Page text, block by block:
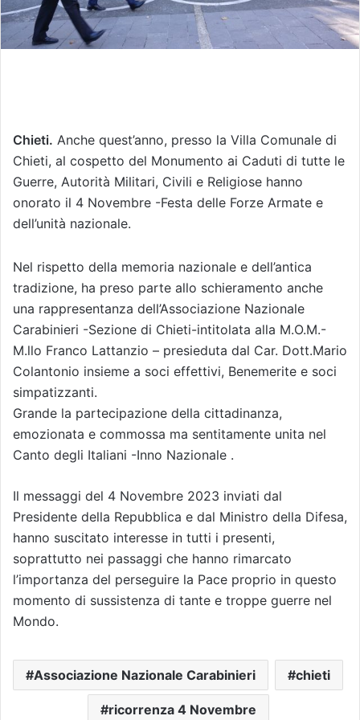
Chieti. Anche quest’anno, presso la Villa Comunale di
Chieti, al cospetto del Monumento ai Caduti di tutte le
Guerre, Autorità Militari, Civili e Religiose hanno
onorato il 4 Novembre -Festa delle Forze Armate e
dell’unità nazionale.
Nel rispetto della memoria nazionale e dell’antica
tradizione, ha preso parte allo schieramento anche
una rappresentanza dell’Associazione Nazionale
Carabinieri -Sezione di Chieti-intitolata alla M.O.M.-
M.llo Franco Lattanzio – presieduta dal Car. Dott.Mario
Colantonio insieme a soci effettivi, Benemerite e soci
simpatizzanti.
Grande la partecipazione della cittadinanza,
emozionata e commossa ma sentitamente unita nel
Canto degli Italiani -Inno Nazionale .
Il messaggi del 4 Novembre 2023 inviati dal
Presidente della Repubblica e dal Ministro della Difesa,
hanno suscitato interesse in tutti i presenti,
soprattutto nei passaggi che hanno rimarcato
l’importanza del perseguire la Pace proprio in questo
momento di sussistenza di tante e troppe guerre nel
Mondo.
Associazione Nazionale Carabinieri chieti
ricorrenza 4 Novembre